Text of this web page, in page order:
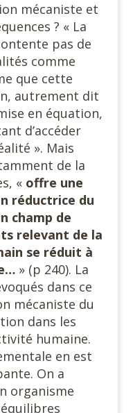
mécaniste et
? « La
pas de
comme
que cette
autrement dit
en équation,
d’accéder
». Mais
de la
« offre une
réductrice du
champ de
relevant de la
se réduit à
» (p 240). La
dans ce
mécaniste du
dans les
humaine.
en est
On a
organisme